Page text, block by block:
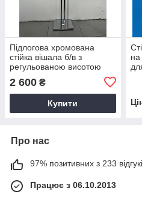
Підлогова хромована
стійка вішала б/в з
регульованою висотою
ріжок на дві сторони для
одягу
2 600 ₴
Купити
на
Про нас
97% позитивних з 233
Працює з 06.10.2013